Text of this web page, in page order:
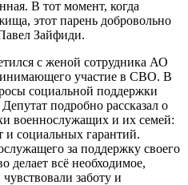
В тот момент, когда
этот парень добровольно
Зайфиди.
с женой сотрудника АО
участие в СВО. В
социальной поддержки
подробно рассказал о
военнослужащих и их семей:
и социальных гарантий.
за поддержку своего
делает всё необходимое,
заботу и